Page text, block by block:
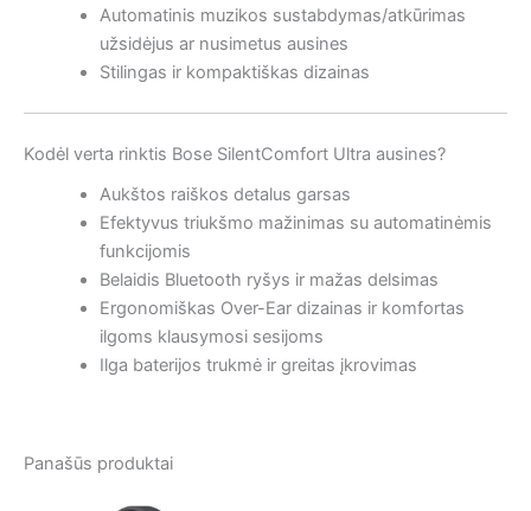
Automatinis muzikos sustabdymas/atkūrimas
užsidėjus ar nusimetus ausines
Stilingas ir kompaktiškas dizainas
Kodėl verta rinktis Bose SilentComfort Ultra ausines?
Aukštos raiškos detalus garsas
Efektyvus triukšmo mažinimas su automatinėmis
funkcijomis
Belaidis Bluetooth ryšys ir mažas delsimas
Ergonomiškas Over-Ear dizainas ir komfortas
ilgoms klausymosi sesijoms
Ilga baterijos trukmė ir greitas įkrovimas
Panašūs produktai